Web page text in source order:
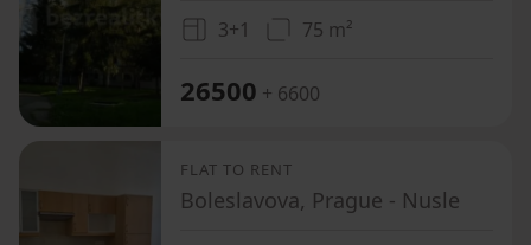
3+1 75 m²
26500 + 6600
FLAT TO RENT
Boleslavova, Prague - Nusle